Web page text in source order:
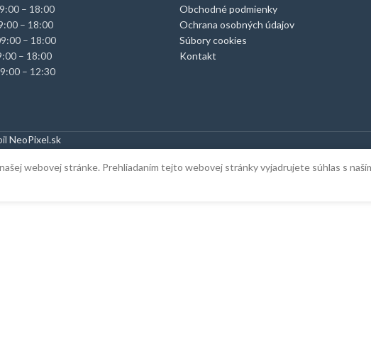
– 18:00
– 18:00
– 18:00
– 18:00
– 12:30
Obchodné podmienky
Ochrana osobných údajov
Súbory cookies
Kontakt
NeoPixel.sk
webovej stránke. Prehliadaním tejto webovej stránky vyjadrujete súhlas s